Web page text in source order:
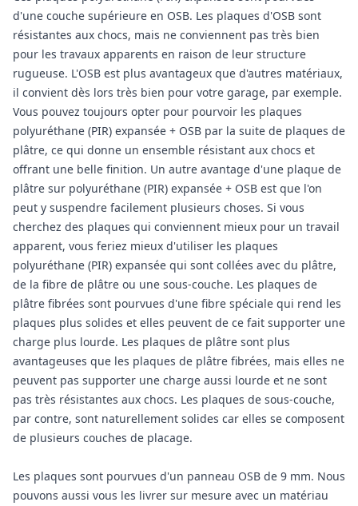
d'une couche supérieure en OSB. Les plaques d'OSB sont
résistantes aux chocs, mais ne conviennent pas très bien
pour les travaux apparents en raison de leur structure
rugueuse. L'OSB est plus avantageux que d'autres matériaux,
il convient dès lors très bien pour votre garage, par exemple.
Vous pouvez toujours opter pour pourvoir les plaques
polyuréthane (PIR) expansée + OSB par la suite de plaques de
plâtre, ce qui donne un ensemble résistant aux chocs et
offrant une belle finition. Un autre avantage d'une plaque de
plâtre sur polyuréthane (PIR) expansée + OSB est que l'on
peut y suspendre facilement plusieurs choses. Si vous
cherchez des plaques qui conviennent mieux pour un travail
apparent, vous feriez mieux d'utiliser les plaques
polyuréthane (PIR) expansée qui sont collées avec du plâtre,
de la fibre de plâtre ou une sous-couche. Les plaques de
plâtre fibrées sont pourvues d'une fibre spéciale qui rend les
plaques plus solides et elles peuvent de ce fait supporter une
charge plus lourde. Les plaques de plâtre sont plus
avantageuses que les plaques de plâtre fibrées, mais elles ne
peuvent pas supporter une charge aussi lourde et ne sont
pas très résistantes aux chocs. Les plaques de sous-couche,
par contre, sont naturellement solides car elles se composent
de plusieurs couches de placage.
Les plaques sont pourvues d'un panneau OSB de 9 mm. Nous
pouvons aussi vous les livrer sur mesure avec un matériau